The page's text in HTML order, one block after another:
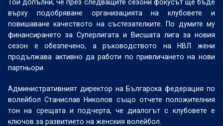
Той допълни, че през следващите сезони фокусът ще бъде
върху подобряване организацията на клубовете и
повишаване качеството на състезателките. По думите му
финансирането за Суперлигата и Висшата лига за новия
сезон е обезпечено, а ръководството на НВЛ жени
продължава активно да работи по привличането на нови
партньори.
Административният директор на Българска федерация по
волейбол Станислав Николов също отчете положителния
тон на срещата и подчерта, че диалогът с клубовете е
ключов за развитието на женския волейбол.